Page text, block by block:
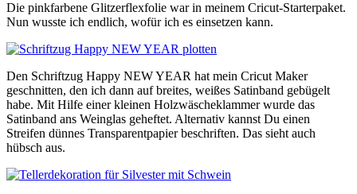
Die pinkfarbene Glitzerflexfolie war in meinem Cricut-Starterpaket.
Nun wusste ich endlich, wofür ich es einsetzen kann.
Den Schriftzug Happy NEW YEAR hat mein Cricut Maker
geschnitten, den ich dann auf breites, weißes Satinband gebügelt
habe. Mit Hilfe einer kleinen Holzwäscheklammer wurde das
Satinband ans Weinglas geheftet. Alternativ kannst Du einen
Streifen dünnes Transparentpapier beschriften. Das sieht auch
hübsch aus.